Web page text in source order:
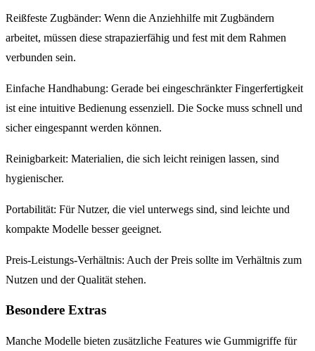
Reißfeste Zugbänder: Wenn die Anziehhilfe mit Zugbändern
arbeitet, müssen diese strapazierfähig und fest mit dem Rahmen
verbunden sein.
Einfache Handhabung: Gerade bei eingeschränkter Fingerfertigkeit
ist eine intuitive Bedienung essenziell. Die Socke muss schnell und
sicher eingespannt werden können.
Reinigbarkeit: Materialien, die sich leicht reinigen lassen, sind
hygienischer.
Portabilität: Für Nutzer, die viel unterwegs sind, sind leichte und
kompakte Modelle besser geeignet.
Preis-Leistungs-Verhältnis: Auch der Preis sollte im Verhältnis zum
Nutzen und der Qualität stehen.
Besondere Extras
Manche Modelle bieten zusätzliche Features wie Gummigriffe für